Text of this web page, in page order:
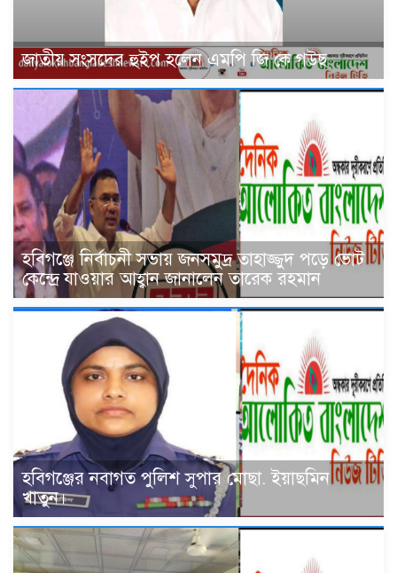
জাতীয় সংসদের হুইপ হলেন এমপি জি কে গউছ
হবিগঞ্জে নির্বাচনী সভায় জনসমুদ্র তাহাজ্জুদ পড়ে ভোট
কেন্দ্রে যাওয়ার আহ্বান জানালেন তারেক রহমান
হবিগঞ্জের নবাগত পুলিশ সুপার মোছা. ইয়াছমিন
খাতুন।